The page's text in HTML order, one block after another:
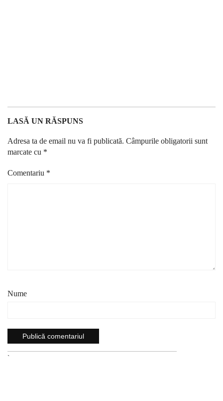
LASĂ UN RĂSPUNS
Adresa ta de email nu va fi publicată. Câmpurile obligatorii sunt
marcate cu *
Comentariu *
Nume
`